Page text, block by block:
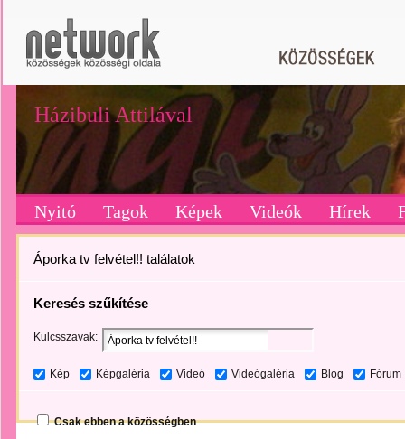
Házibuli Attilával
Nyitó Tagok Képek Videók Hírek
Áporka tv felvétel!! találatok
Keresés szűkítése
Kulcsszavak:
Kép Képgaléria Videó Videógaléria Blog Fórum
Csak ebben a közösségben